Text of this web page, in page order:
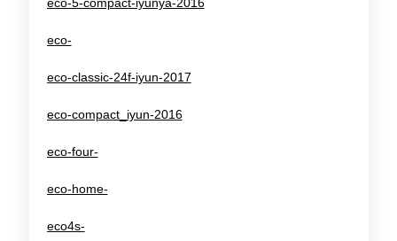
eco-
eco-classic-24f-iyun-2017
eco-compact_iyun-2016
eco-four-
eco-home-
eco4s-